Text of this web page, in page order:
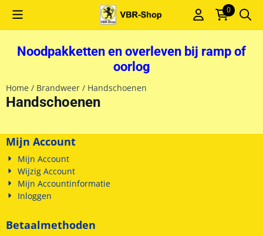
Cookievoorkeuren zijn momenteel gesloten. 0
Noodpakketten en overleven bij ramp of
oorlog
Home / Brandweer / Handschoenen
Handschoenen
Mijn Account
Mijn Account
Wijzig Account
Mijn Accountinformatie
Inloggen
Betaalmethoden